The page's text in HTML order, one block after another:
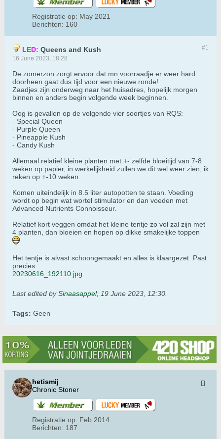
Registratie op: May 2021
Berichten: 160
#1
LED: Queens and Kush
16 June 2023, 18:28
De zomerzon zorgt ervoor dat mn voorraadje er weer hard
doorheen gaat dus tijd voor een nieuwe ronde!
Zaadjes zijn onderweg naar het huisadres, hopelijk morgen
binnen en anders begin volgende week beginnen.
Oog is gevallen op de volgende vier soortjes van RQS:
- Special Queen
- Purple Queen
- Pineapple Kush
- Candy Kush
Allemaal relatief kleine planten met +- zelfde bloeitijd van 7-8
weken op papier, in werkelijkheid zullen we dit wel weer zien, ik
reken op +-10 weken.
Komen uiteindelijk in 8.5 liter autopotten te staan. Voeding
wordt op begin wat wortel stimulator en dan voeden met
Advanced Nutrients Connoisseur.
Relatief kort veggen omdat het kleine tentje zo vol zal zijn met
4 planten, dan bloeien en hopen op dikke smakelijke toppen
Het tentje is alvast schoongemaakt en alles is klaargezet. Past
precies.
20230616_192110.jpg
Last edited bySinaasappel; 19 June 2023, 12:30
Tags: Geen
hetismij
Chronic Stoner
Registratie op: Feb 2014
Berichten: 187